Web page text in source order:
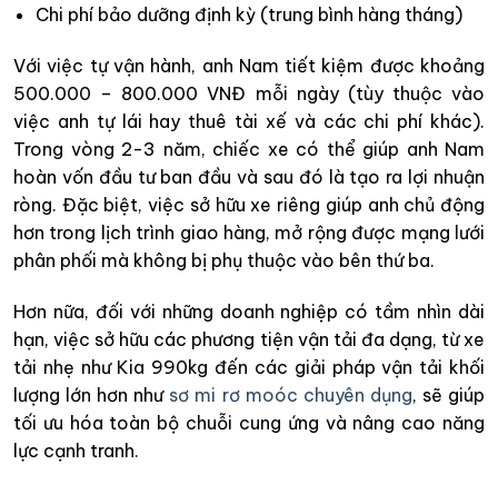
Chi phí bảo dưỡng định kỳ (trung bình hàng tháng)
Với việc tự vận hành, anh Nam tiết kiệm được khoảng
500.000 – 800.000 VNĐ mỗi ngày (tùy thuộc vào
việc anh tự lái hay thuê tài xế và các chi phí khác).
Trong vòng 2-3 năm, chiếc xe có thể giúp anh Nam
hoàn vốn đầu tư ban đầu và sau đó là tạo ra lợi nhuận
ròng. Đặc biệt, việc sở hữu xe riêng giúp anh chủ động
hơn trong lịch trình giao hàng, mở rộng được mạng lưới
phân phối mà không bị phụ thuộc vào bên thứ ba.
Hơn nữa, đối với những doanh nghiệp có tầm nhìn dài
hạn, việc sở hữu các phương tiện vận tải đa dạng, từ xe
tải nhẹ như Kia 990kg đến các giải pháp vận tải khối
lượng lớn hơn như sơ mi rơ moóc chuyên dụng, sẽ giúp
tối ưu hóa toàn bộ chuỗi cung ứng và nâng cao năng
lực cạnh tranh.